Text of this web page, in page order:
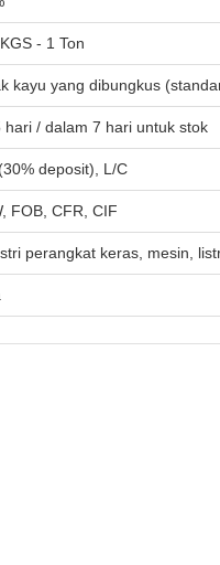
- 1 Ton
kayu yang dibungkus
hari / dalam 7 hari untuk stok
deposit), L/C
FOB, CFR, CIF
perangkat keras, mesin,